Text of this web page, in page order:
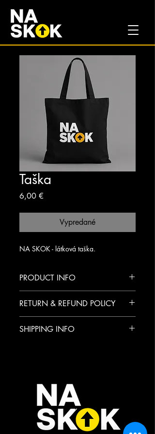
Taška
6,00 €
Vypredané
NA SKOK - látková taška.
PRODUCT INFO
RETURN & REFUND POLICY
SHIPPING INFO